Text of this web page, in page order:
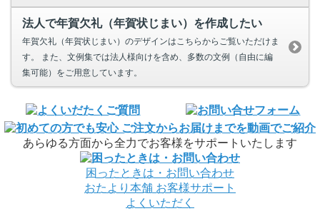
法人で年賀欠礼（年賀状じまい）を作成したい
年賀欠礼（年賀状じまい）のデザインはこちらからご覧いただけま
す。 また、文例集では法人様向けを含め、多数の文例（自由に編
集可能）をご用意しています。
あらゆる方面から全力でお客様をサポートいたします
困ったときは・お問い合わせ
おたより本舗 お客様サポート
よくいただく